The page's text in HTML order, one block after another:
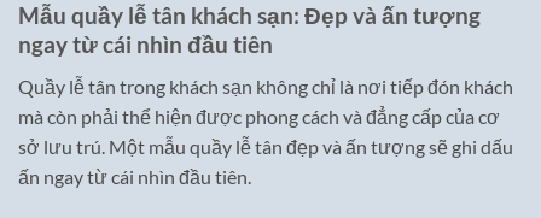
Mẫu quầy lễ tân khách sạn: Đẹp và ấn tượng
ngay từ cái nhìn đầu tiên
Quầy lễ tân trong khách sạn không chỉ là nơi tiếp đón khách
mà còn phải thể hiện được phong cách và đẳng cấp của cơ
sở lưu trú. Một mẫu quầy lễ tân đẹp và ấn tượng sẽ ghi dấu
ấn ngay từ cái nhìn đầu tiên.